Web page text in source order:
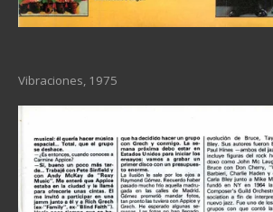
Vibraciones, 1975